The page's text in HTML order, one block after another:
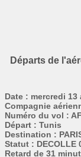
Départs de
Date : mercredi 13
Compagnie
Numéro du vol :
Départ : Tunis
Destination :
Statut : DECOLLE
Retard de 31